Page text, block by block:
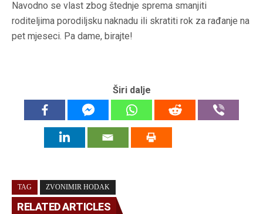
Navodno se vlast zbog štednje sprema smanjiti
roditeljima porodiljsku naknadu ili skratiti rok za rađanje na
pet mjeseci. Pa dame, birajte!
Širi dalje
TAG ZVONIMIR HODAK
RELATED ARTICLES